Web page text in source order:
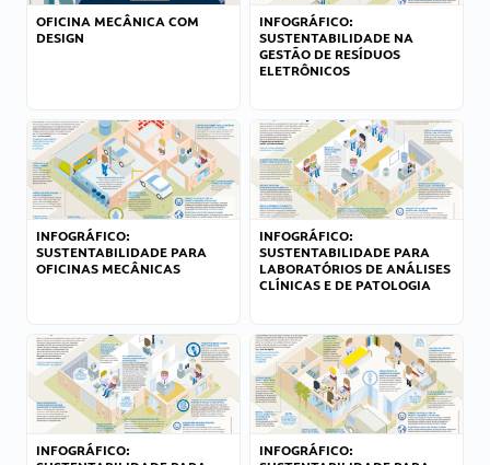
OFICINA MECÂNICA COM
DESIGN
INFOGRÁFICO:
SUSTENTABILIDADE NA
GESTÃO DE RESÍDUOS
ELETRÔNICOS
INFOGRÁFICO:
SUSTENTABILIDADE PARA
OFICINAS MECÂNICAS
INFOGRÁFICO:
SUSTENTABILIDADE PARA
LABORATÓRIOS DE ANÁLISES
CLÍNICAS E DE PATOLOGIA
INFOGRÁFICO:
INFOGRÁFICO: